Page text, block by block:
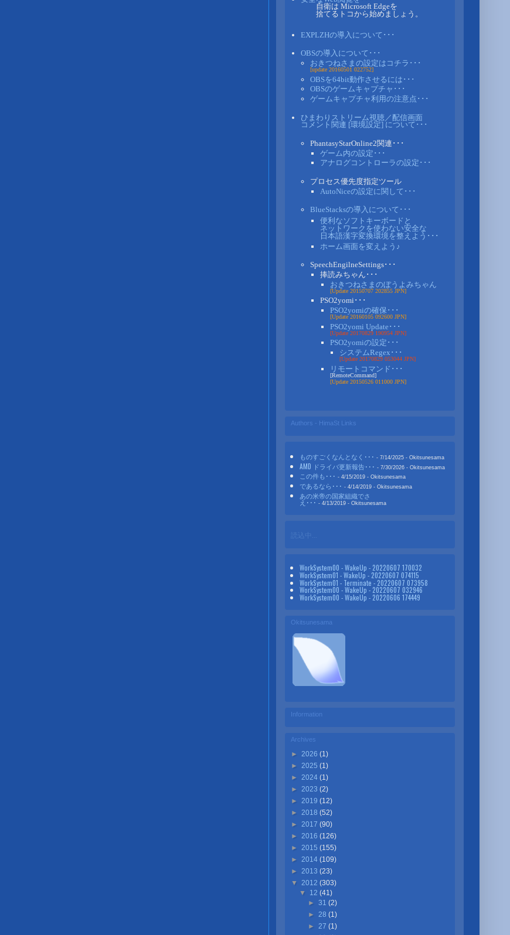
自衛は Microsoft Edgeを
捨てるトコから始めましょう。
EXPLZHの導入について･･･
OBSの導入について･･･
おきつねさまの設定はコチラ･･･
[update 20160501 022752]
OBSを64bit動作させるには･･･
OBSのゲームキャプチャ･･･
ゲームキャプチャ利用の注意点･･･
ひまわりストリーム視聴／配信画面
コメント関連 [環境設定] について･･･
PhantasyStarOnline2関連･･･
ゲーム内の設定･･･
アナログコントローラの設定･･･
プロセス優先度指定ツール
AutoNiceの設定に関して･･･
BlueStacksの導入について･･･
便利なソフトキーボードと
ネットワークを使わない安全な
日本語漢字変換環境を整えよう･･･
ホーム画面を変えよう♪
SpeechEngilneSettings･･･
捧読みちゃん･･･
おきつねさまのぼうよみちゃん
[Update 20150707 202855 JPN]
PSO2yomi･･･
PSO2yomiの確保･･･
[Update 20160105 092600 JPN]
PSO2yomi Update･･･
[Update 20170829 190954 JPN]
PSO2yomiの設定･･･
システムRegex･･･
[Update 20170829 053044 JPN]
リモートコマンド･･･
[RemoteCommand]
[Update 20150526 011000 JPN]
Authors - HimaSt Links
ものすごくなんとなく･･･ - 7/14/2025 - Okitsunesama
AMD ドライバ更新報告･･･ - 7/30/2026 - Okitsunesama
この件も･･･ - 4/15/2019 - Okitsunesama
であるなら･･･ - 4/14/2019 - Okitsunesama
あの米帝の国家組織でさ
え･･･ - 4/13/2019 - Okitsunesama
読込中...
WorkSystem00 - WakeUp - 20220607 170032
WorkSystem01 - WakeUp - 20220607 074115
WorkSystem01 - Terminate - 20220607 073958
WorkSystem00 - WakeUp - 20220607 032946
WorkSystem00 - WakeUp - 20220606 174449
Okitsunesama
Information
Archives
► 2026 (1)
► 2025 (1)
► 2024 (1)
► 2023 (2)
► 2019 (12)
► 2018 (52)
► 2017 (90)
► 2016 (126)
► 2015 (155)
► 2014 (109)
► 2013 (23)
▼ 2012 (303)
▼ 12(41)
► 31 (2)
► 28 (1)
► 27 (1)